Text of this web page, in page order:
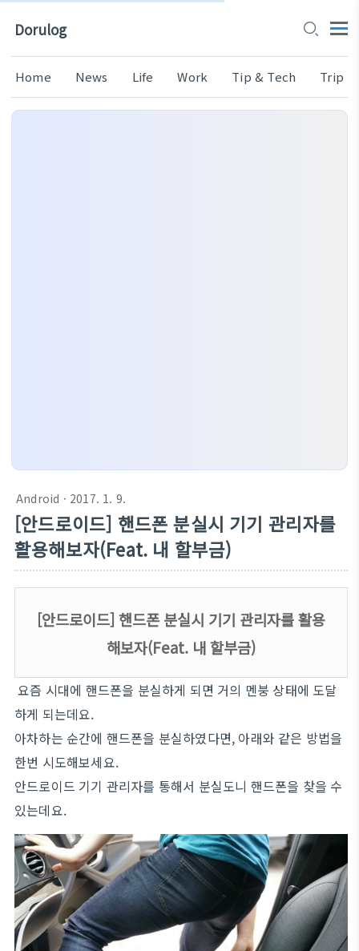
Dorulog
Home News Life Work Tip & Tech Trip
Android · 2017. 1. 9.
[안드로이드] 핸드폰 분실시 기기 관리자를
활용해보자(Feat. 내 할부금)
[안드로이드] 핸드폰 분실시 기기 관리자를 활용
해보자(Feat. 내 할부금)
요즘 시대에 핸드폰을 분실하게 되면 거의 멘붕 상태에 도달
하게 되는데요.
아차하는 순간에 핸드폰을 분실하였다면, 아래와 같은 방법을
한번 시도해보세요.
안드로이드 기기 관리자를 통해서 분실도니 핸드폰을 찾을 수
있는데요.